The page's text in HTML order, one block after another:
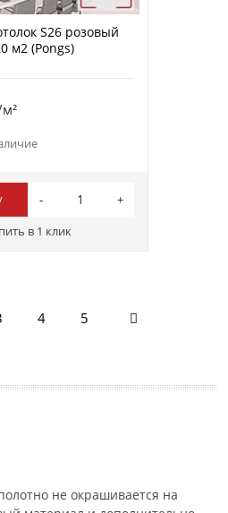
S26 розовый
м2 (Pongs)
в 1 клик
4 5
не окрашивается на